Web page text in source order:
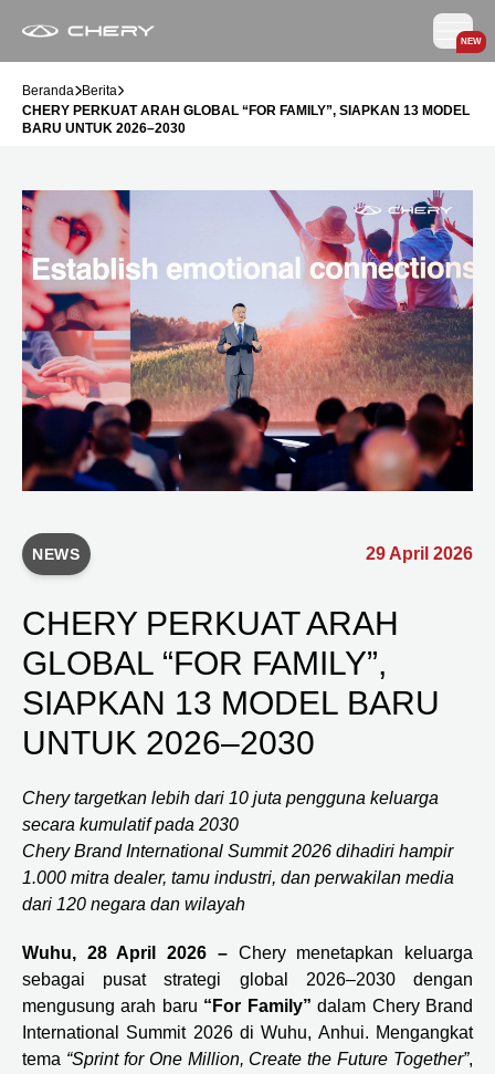
NEW
Beranda Berita
CHERY PERKUAT ARAH GLOBAL “FOR FAMILY”, SIAPKAN 13 MODEL
BARU UNTUK 2026–2030
NEWS 29 April 2026
CHERY PERKUAT ARAH
GLOBAL “FOR FAMILY”,
SIAPKAN 13 MODEL BARU
UNTUK 2026–2030
Chery targetkan lebih dari 10 juta pengguna keluarga
secara kumulatif pada 2030
Chery Brand International Summit 2026 dihadiri hampir
1.000 mitra dealer, tamu industri, dan perwakilan media
dari 120 negara dan wilayah
Wuhu, 28 April 2026 – Chery menetapkan keluarga
sebagai pusat strategi global 2026–2030 dengan
mengusung arah baru “For Family” dalam Chery Brand
International Summit 2026 di Wuhu, Anhui. Mengangkat
tema “Sprint for One Million, Create the Future Together”,